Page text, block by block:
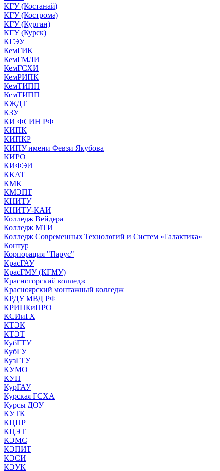
КГУ (Костанай)
КГУ (Кострома)
КГУ (Курган)
КГУ (Курск)
КГЭУ
КемГИК
КемГМЛИ
КемГСХИ
КемРИПК
КемТИПП
КемТИПП
КЖДТ
КЗУ
КИ ФСИН РФ
КИПК
КИПКР
КИПУ имени Февзи Якубова
КИРО
КИФЭИ
ККАТ
КМК
КМЭПТ
КНИТУ
КНИТУ-КАИ
Колледж Вейдера
Колледж МТИ
Колледж Современных Технологий и Систем «Галактика»
Контур
Корпорация "Парус"
КрасГАУ
КрасГМУ (КГМУ)
Красногорский колледж
Красноярский монтажный колледж
КРДУ МВД РФ
КРИПКиПРО
КСИиГХ
КТЭК
КТЭТ
КубГТУ
КубГУ
КузГТУ
КУМО
КУП
КурГАУ
Курская ГСХА
Курсы ДОУ
КУТК
КЦПР
КЦЭТ
КЭМС
КЭПИТ
КЭСИ
КЭУК